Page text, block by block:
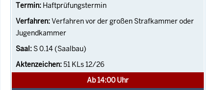
Haftprüfungstermin
Verfahren vor der großen Strafkammer oder
Jugendkammer
S 0.14 (Saalbau)
51 KLs 12/26
Ab 14:00 Uhr